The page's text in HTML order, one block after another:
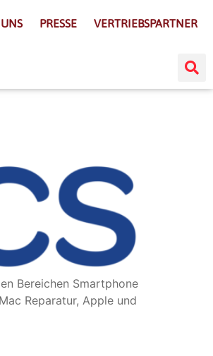
PRESSE VERTRIEBSPARTNER
Bereichen Smartphone
Reparatur, Apple und